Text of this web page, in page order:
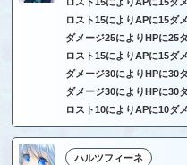
ロスト15によりAPに15ダ
ダメージ25によりHPに25
ロスト15によりAPに15ダ
ダメージ30によりHPに30
ダメージ30によりHPに30
ロスト10によりAPに10ダ
ハルツフィーネ